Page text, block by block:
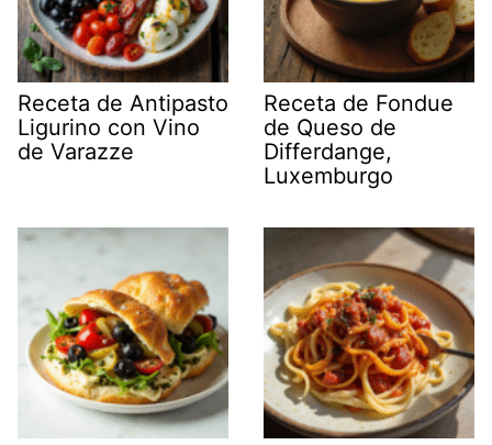
Receta de Antipasto
Ligurino con Vino
de Varazze
Receta de Fondue
de Queso de
Differdange,
Luxemburgo